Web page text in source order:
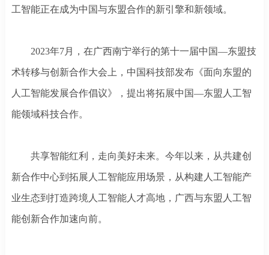
工智能正在成为中国与东盟合作的新引擎和新领域。
2023年7月，在广西南宁举行的第十一届中国—东盟技
术转移与创新合作大会上，中国科技部发布《面向东盟的
人工智能发展合作倡议》，提出将拓展中国—东盟人工智
能领域科技合作。
共享智能红利，走向美好未来。今年以来，从共建创
新合作中心到拓展人工智能应用场景，从构建人工智能产
业生态到打造跨境人工智能人才高地，广西与东盟人工智
能创新合作加速向前。